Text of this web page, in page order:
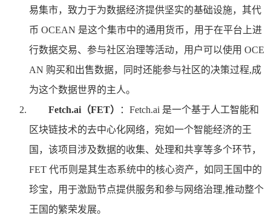
易集市，致力于为数据经济提供坚实的基础设施，其代
币 OCEAN 是这个集市中的通用货币，用于在平台上进
行数据交易、参与社区治理等活动，用户可以使用 OCE
AN 购买和出售数据，同时还能参与社区的决策过程,成
为这个数据世界的主人。
Fetch.ai（FET）
：Fetch.ai 是一个基于人工智能和
区块链技术的去中心化网络，宛如一个智能经济的王
国，该项目涉及数据的收集、处理和共享等多个环节，
FET 代币则是其生态系统中的核心资产，如同王国中的
珍宝，用于激励节点提供服务和参与网络治理,推动整个
王国的繁荣发展。